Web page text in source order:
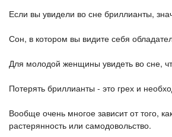
Если вы увидели во сне бриллианты,
Сон, в котором вы видите себя
Для молодой женщины увидеть во сне,
Потерять бриллианты - это грех и
Вообще очень многое зависит от того,
растерянность или самодовольство.